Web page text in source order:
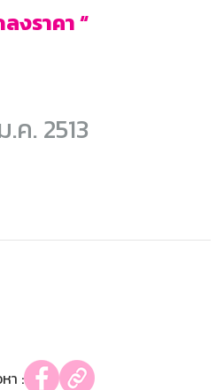
งราคา “
ค. 2513
า :